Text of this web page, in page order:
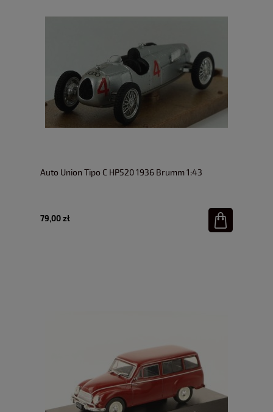
Auto Union Tipo C HP520 1936 Brumm 1:43
79,00 zł